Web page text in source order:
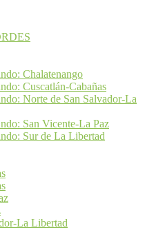
Chalatenango
Cuscatlán-Cabañas
Norte de San Salvador-La
San Vicente-La Paz
Sur de La Libertad
La Libertad